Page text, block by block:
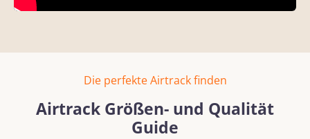
Die perfekte Airtrack finden
Airtrack Größen- und Qualität
Guide